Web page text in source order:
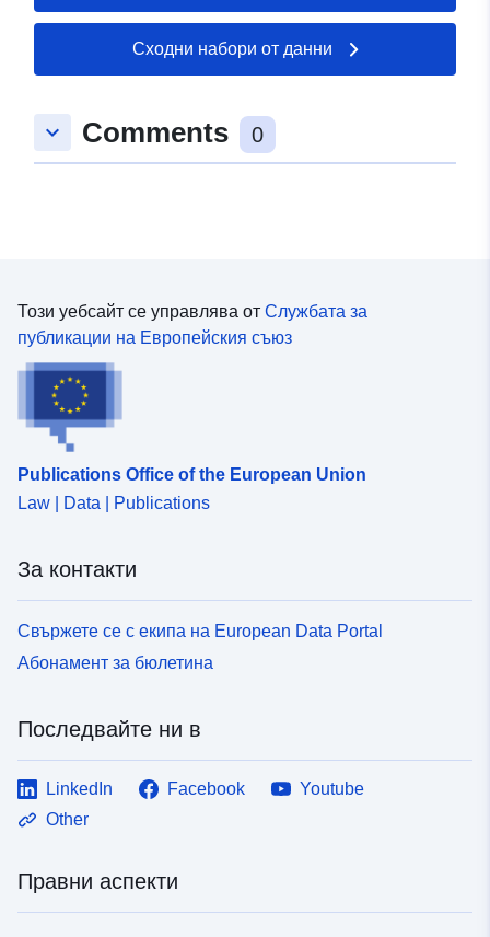
Сходни набори от данни
keyboard_arrow_down Comments 0
Този уебсайт се управлява от Службата за
публикации на Европейския съюз
Publications Office of the European Union
Law | Data | Publications
За контакти
Свържете се с екипа на European Data Portal
Абонамент за бюлетина
Последвайте ни в
LinkedIn Facebook
Youtube
Other
Правни аспекти